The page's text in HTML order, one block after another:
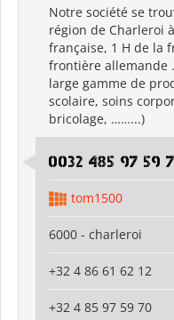
Notre société se
région de Charleroi
française, 1 H de la
frontière allemande
large gamme de
scolaire, soins
bricolage, ……...)
0032 485 97 59
tom1500
6000 - charleroi
+32 4 86 61 62 12
+32 4 85 97 59 70